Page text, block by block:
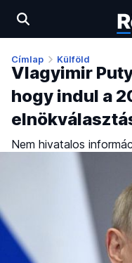
Címlap Külföld
Vlagyimir
hogy indul a
Nem hivatalos